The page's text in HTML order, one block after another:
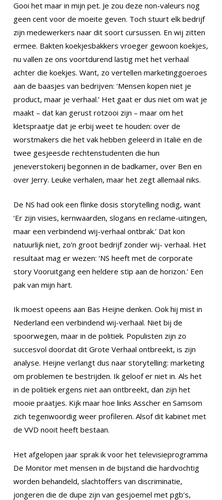
Gooi het maar in mijn pet. Je zou deze non-valeurs nog
geen cent voor de moeite geven. Toch stuurt elk bedrijf
zijn medewerkers naar dit soort cursussen. En wij zitten
ermee. Bakten koekjesbakkers vroeger gewoon koekjes,
nu vallen ze ons voortdurend lastig met het verhaal
achter die koekjes. Want, zo vertellen marketinggoeroes
aan de baasjes van bedrijven: ‘Mensen kopen niet je
product, maar je verhaal.’ Het gaat er dus niet om wat je
maakt – dat kan gerust rotzooi zijn – maar om het
kletspraatje dat je erbij weet te houden: over de
worstmakers die het vak hebben geleerd in Italië en de
twee gesjeesde rechtenstudenten die hun
jeneverstokerij begonnen in de badkamer, over Ben en
over Jerry. Leuke verhalen, maar het zegt allemaal niks.
De NS had ook een flinke dosis storytelling nodig, want
‘Er zijn visies, kernwaarden, slogans en reclame-uitingen,
maar een verbindend wij-verhaal ontbrak.’ Dat kon
natuurlijk niet, zo’n groot bedrijf zonder wij- verhaal. Het
resultaat mag er wezen: ‘NS heeft met de corporate
story Vooruitgang een heldere stip aan de horizon.’ Een
pak van mijn hart.
Ik moest opeens aan Bas Heijne denken. Ook hij mist in
Nederland een verbindend wij-verhaal. Niet bij de
spoorwegen, maar in de politiek. Populisten zijn zo
succesvol doordat dit Grote Verhaal ontbreekt, is zijn
analyse. Heijne verlangt dus naar storytelling: marketing
om problemen te bestrijden. Ik geloof er niet in. Als het
in de politiek ergens niet aan ontbreekt, dan zijn het
mooie praatjes. Kijk maar hoe links Asscher en Samsom
zich tegenwoordig weer profileren. Alsof dit kabinet met
de VVD nooit heeft bestaan.
Het afgelopen jaar sprak ik voor het televisieprogramma
De Monitor met mensen in de bijstand die hardvochtig
worden behandeld, slachtoffers van discriminatie,
jongeren die de dupe zijn van gesjoemel met pgb’s,